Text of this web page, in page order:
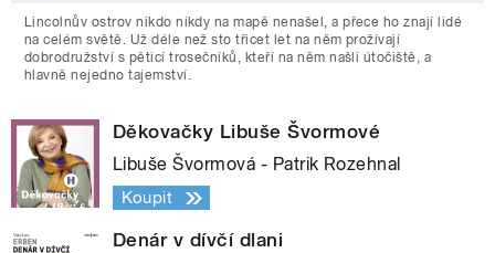
Lincolnův ostrov nikdo nikdy na mapě nenašel, a přece ho znají lidé
na celém světě. Už déle než sto třicet let na něm prožívají
dobrodružství s pěticí trosečníků, kteří na něm našli útočiště, a
hlavně nejedno tajemství.
Děkovačky Libuše Švormové
Libuše Švormová - Patrik Rozehnal
Koupit
Denár v dívčí dlani